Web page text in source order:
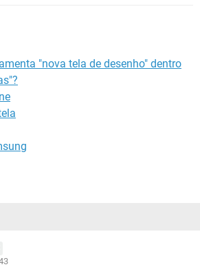
"nova tela de desenho" dentro